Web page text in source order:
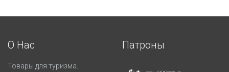
О Нас
Товары для туризма.
Патроны